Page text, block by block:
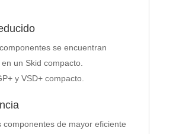
se encuentran
un Skid compacto.
y VSD+ compacto.
componentes de mayor eficiente